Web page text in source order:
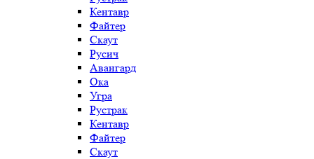
Кентавр
Файтер
Скаут
Русич
Авангард
Ока
Угра
Рустрак
Кентавр
Файтер
Скаут